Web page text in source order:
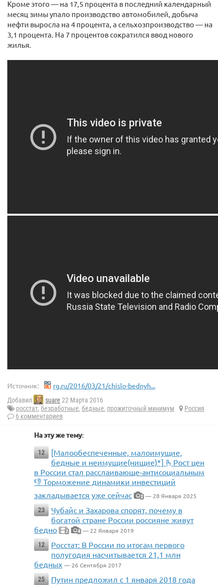
Кроме этого — на 17,5 процента в последний календарный
месяц зимы упало производство автомобилей, добыча
нефти выросла на 4 процента, а сельхозпроизводство — на
3,1 процента. На 7 процентов сократился ввод нового
жилья.
Источник: rg.ru/2016/03/21/chislo-bednyh...
Добавил suare 22 Марта 2016
росстат, безработные, бедные, прожиточный минимум
Россия
6 комментариев
На эту же тему:
12
[Малообеспеченные, малоимущие,
бедные и неимущие(нищие)*] 🫰Рост цен
в России стал расслаивающе-антисоциальным
👎 Торможение динамики инвестиций
закладывается уже сейчас
2 — 28 Января 2025
23
Чубайс и Захарова спорят, почему в
богатой стране России россияне живут
бедно
2 4 — 22 Января 2019
12
Росстат: В России по итогам первого
полугодия насчитывается 21,1 млн
бедных — 26 Сентября 2017
25
Путин предложил с 1 января 2018 года